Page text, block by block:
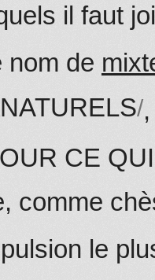
il faut
nom de
NATURELS
CE
comme
le